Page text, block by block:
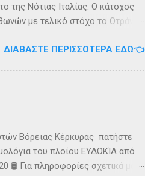
της Νότιας Ιταλίας. Ο κάτοχος
με τελικό στόχο το Οτράντο
αγρίεψε και οι συνθήκες
👉 Ακολουθήστε μας στο
ΔΙΑΒΆΣΤΕ ΠΕΡΙΣΣΌΤΕΡΑ ΕΔΏ👈
Βόρειας Κέρκυρας πατήστε
του πλοίου ΕΥΔΟΚΊΑ από
Για πληροφορίες σχετικά με